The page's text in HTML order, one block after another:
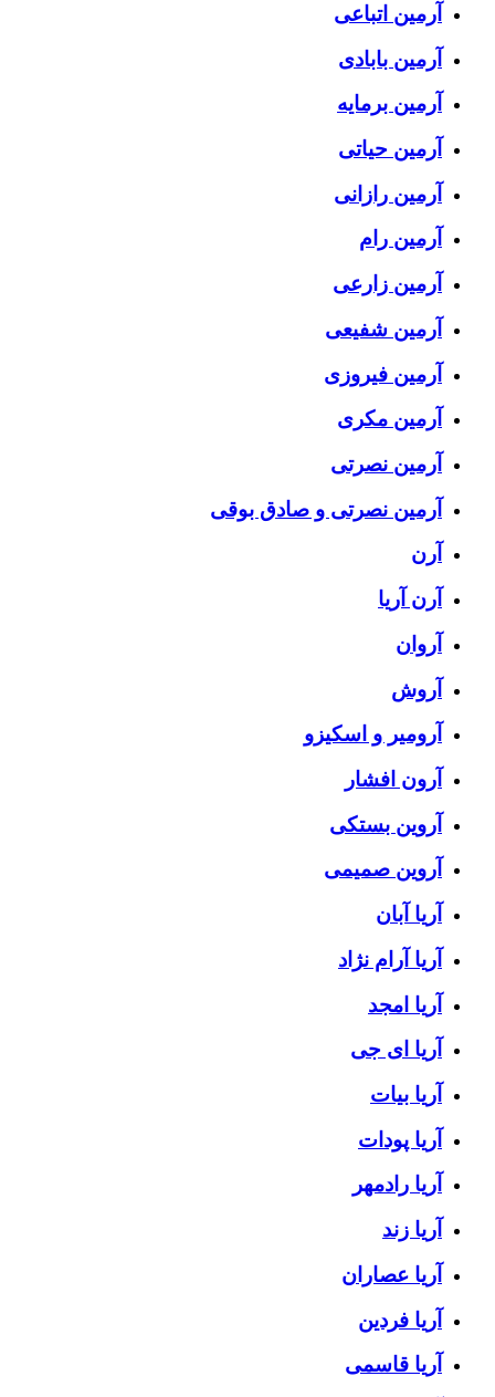
آرمین اتباعی
آرمین بابادی
آرمین برمایه
آرمین حیاتی
آرمین رازانی
آرمین رام
آرمین زارعی
آرمین شفیعی
آرمین فیروزی
آرمین مکری
آرمین نصرتی
آرمین نصرتی و صادق بوقی
آرن
آرن آریا
آروان
آروش
آرومیر و اسکیزو
آرون افشار
آروین بستکی
آروین صمیمی
آریا آبان
آریا آرام نژاد
آریا امجد
آریا ای جی
آریا بیات
آریا پودات
آریا رادمهر
آریا زند
آریا عصاران
آریا فردین
آریا قاسمی